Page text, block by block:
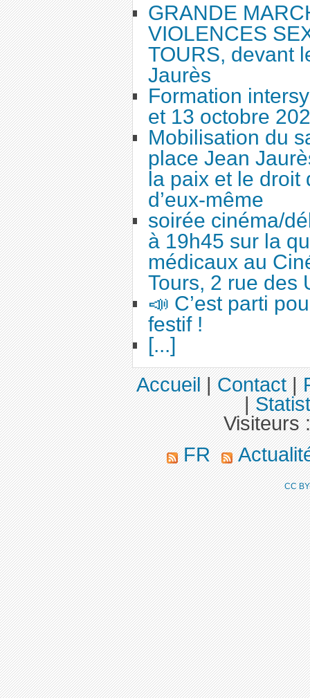
GRANDE
VIOLENCES
TOURS, devant
Jaurès
Formation
et 13 octobre
Mobilisation du
place Jean
la paix et le droit
d’eux-même
soirée cinéma/
à 19h45 sur la
médicaux au
Tours, 2 rue des
📣 C’est parti
festif !
[...]
Accueil|Contact|
|
Visiteurs
FR
CC